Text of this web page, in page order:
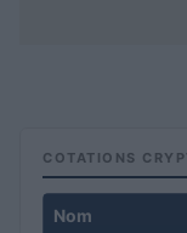
COTATIONS
Nom